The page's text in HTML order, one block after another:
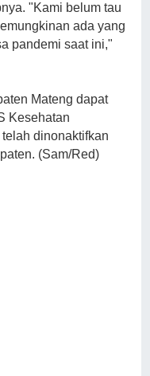
"Kami belum tau
ada yang
pandemi saat ini,"
Mateng dapat
Kesehatan
dinonaktifkan
(Sam/Red)